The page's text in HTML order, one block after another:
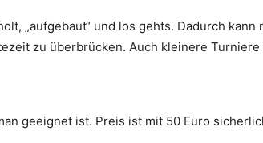
„aufgebaut“ und los gehts. Dadurch
zu überbrücken. Auch kleinere
geeignet ist. Preis ist mit 50 Euro